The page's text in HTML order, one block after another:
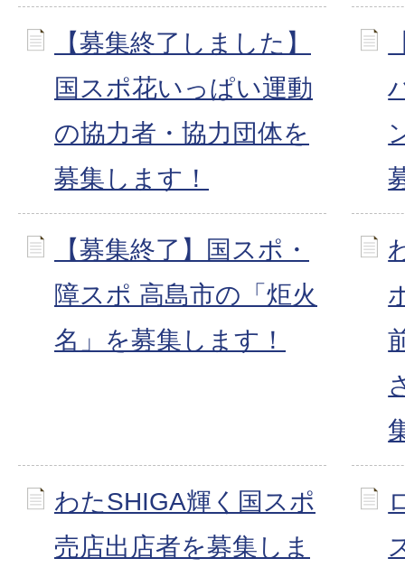
【募集終了しました】
国スポ花いっぱい運動
の協力者・協力団体を
募集します！
【募集終了】国スポ・
障スポ 高島市の「炬火
名」を募集します！
わたSHIGA輝く国スポ
売店出店者を募集しま